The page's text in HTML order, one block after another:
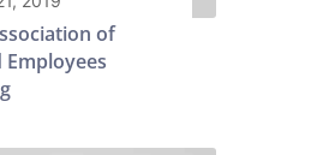
of
Employees